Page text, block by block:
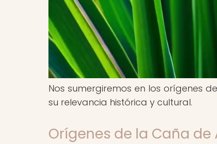
Nos sumergiremos en los orígenes
su relevancia histórica y cultural.
Orígenes de la Caña de